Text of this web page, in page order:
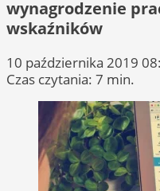
wynagrodzenie
wskaźników
10 października 2019
Czas czytania: 7 min.